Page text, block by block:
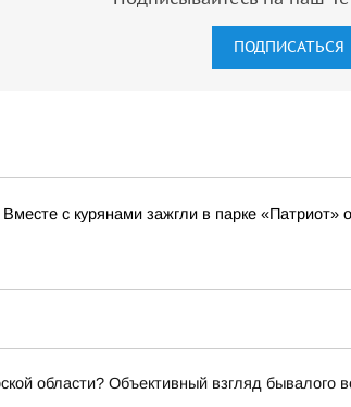
ПОДПИСАТЬСЯ
с курянами зажгли в парке «Патриот»
области? Объективный взгляд бывалого